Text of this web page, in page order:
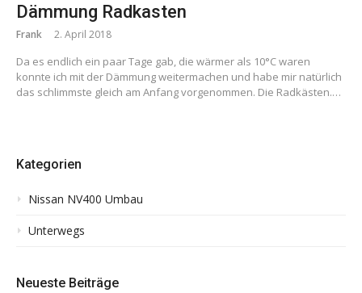
Dämmung Radkasten
Frank 2. April 2018
Da es endlich ein paar Tage gab, die wärmer als 10°C waren
konnte ich mit der Dämmung weitermachen und habe mir natürlich
das schlimmste gleich am Anfang vorgenommen. Die Radkästen.…
Kategorien
Nissan NV400 Umbau
Unterwegs
Neueste Beiträge